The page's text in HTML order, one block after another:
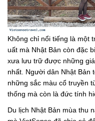
Không chỉ nổi tiếng là một
uất mà Nhật Bản còn đặc
xưa lưu trữ được những
nhất. Người dân Nhật Bản
những sắc màu cổ truyền
thống mà còn là đức tính
Du lịch Nhật Bản mùa thu